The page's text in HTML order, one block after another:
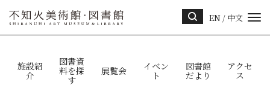
ト内
EN / 中文
施設紹
介
図書資
料を探
す
展覧会
イベン
ト
図書館
だより
アクセ
ス